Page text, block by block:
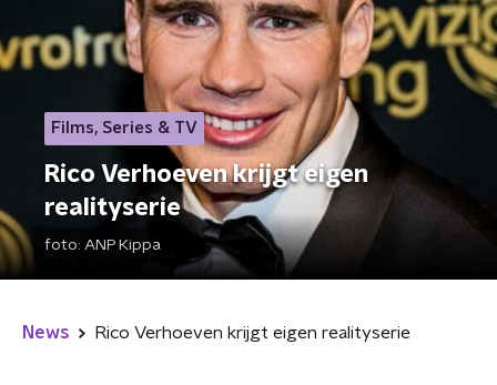
Films, Series & TV
Rico Verhoeven krijgt eigen
realityserie
foto: ANP Kippa
News Rico Verhoeven krijgt eigen realityserie